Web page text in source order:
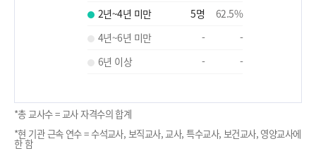
2년~4년 미만
5명 62.5%
4년~6년 미만
-
-
6년 이상
- -
*총 교사수 = 교사 자격수의 합계
*현 기관 근속 연수 = 수석교사, 보직교사, 교사, 특수교사, 보건교사, 영양교사에
한 함